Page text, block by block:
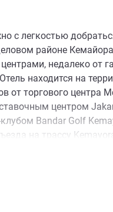
с легкостью
районе
недалеко от
находится на
от торгового центра
центром
Bandar Golf
на трассу